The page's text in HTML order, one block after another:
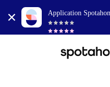
Application